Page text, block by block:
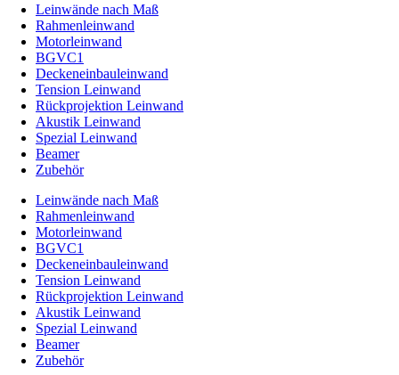
Leinwände nach Maß
Rahmenleinwand
Motorleinwand
BGVC1
Deckeneinbauleinwand
Tension Leinwand
Rückprojektion Leinwand
Akustik Leinwand
Spezial Leinwand
Beamer
Zubehör
Leinwände nach Maß
Rahmenleinwand
Motorleinwand
BGVC1
Deckeneinbauleinwand
Tension Leinwand
Rückprojektion Leinwand
Akustik Leinwand
Spezial Leinwand
Beamer
Zubehör